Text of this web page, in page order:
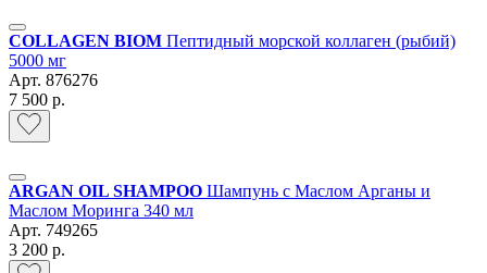
COLLAGEN BIOM Пептидный морской коллаген (рыбий)
5000 мг
Арт. 876276
7 500 р.
ARGAN OIL SHAMPOO Шампунь с Маслом Арганы и
Маслом Моринга 340 мл
Арт. 749265
3 200 р.